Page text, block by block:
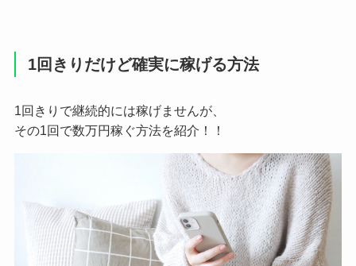
1回きりだけど確実に稼げる方法
1回きりで継続的には稼げませんが、
その1回で数万円稼ぐ方法を紹介！！